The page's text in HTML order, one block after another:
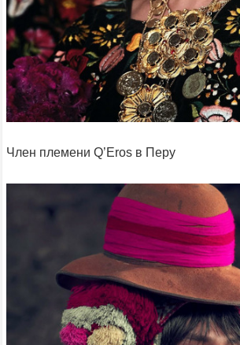
Член племени Q’Eros в Перу